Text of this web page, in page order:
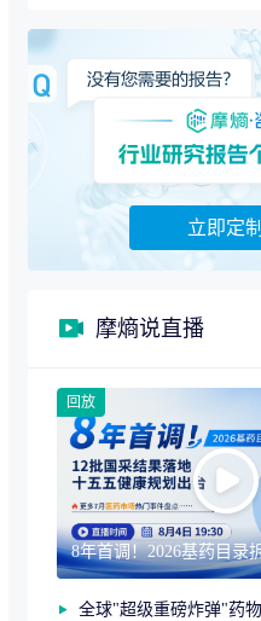
立即定制
摩熵说直播
回放